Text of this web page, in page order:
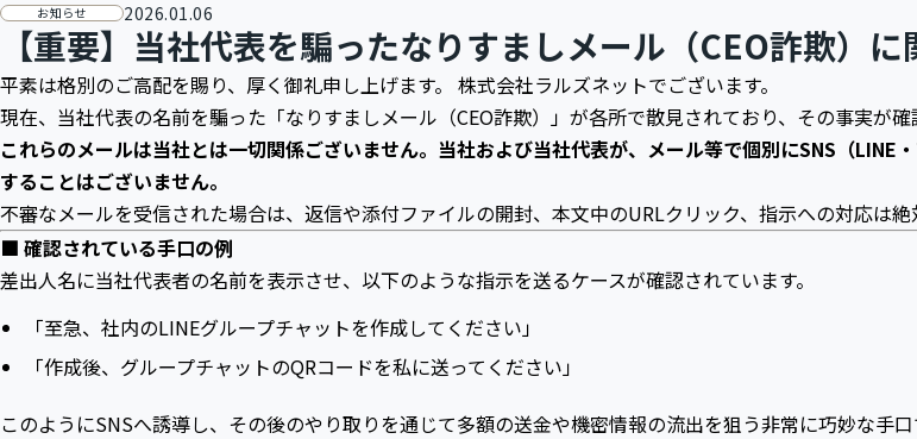
お知らせ 2026.01.06
【重要】当社代表を騙ったなりすましメール（CEO詐欺）
平素は格別のご高配を賜り、厚く御礼申し上げます。 株式会社ラルズネットでございます。
現在、当社代表の名前を騙った「なりすましメール（CEO詐欺）」が各所で散見されており、その事実が確
これらのメールは当社とは一切関係ございません。当社および当社代表が、メール等で個別にSNS（
することはございません。
不審なメールを受信された場合は、返信や添付ファイルの開封、本文中のURLクリック、指示への対応は
■ 確認されている手口の例
差出人名に当社代表者の名前を表示させ、以下のような指示を送るケースが確認されています。
「至急、社内のLINEグループチャットを作成してください」
「作成後、グループチャットのQRコードを私に送ってください」
このようにSNSへ誘導し、その後のやり取りを通じて多額の送金や機密情報の流出を狙う非常に巧妙な手口